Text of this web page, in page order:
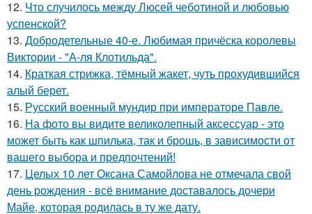
12. Что случилось между Люсей чеботиной и любовью
успенской?
13. Добродетельные 40-е. Любимая причёска королевы
Виктории - "А-ля Клотильда".
14. Краткая стрижка, тёмный жакет, чуть прохудившийся
алый берет.
15. Русский военный мундир при императоре Павле.
16. На фото вы видите великолепный аксессуар - это
может быть как шпилька, так и брошь, в зависимости от
вашего выбора и предпочтений!
17. Целых 10 лет Оксана Самойлова не отмечала свой
день рождения - всё внимание доставалось дочери
Майе, которая родилась в ту же дату.